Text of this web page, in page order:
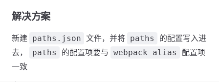
解决方案
新建 paths.json 文件，并将 paths
的配置写入进
去，
paths 的配置项要与 webpack alias
配置项
一致